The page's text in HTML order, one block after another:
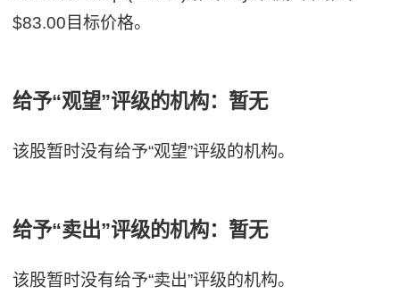
$83.00目标价格。
给予“观望”评级的机构：暂无
该股暂时没有给予“观望”评级的机构。
给予“卖出”评级的机构：暂无
该股暂时没有给予“卖出”评级的机构。